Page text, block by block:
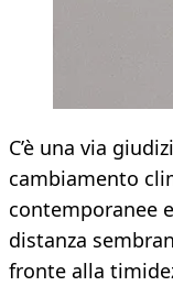
C’è una via
cambiamento
contemporanee
distanza
fronte alla